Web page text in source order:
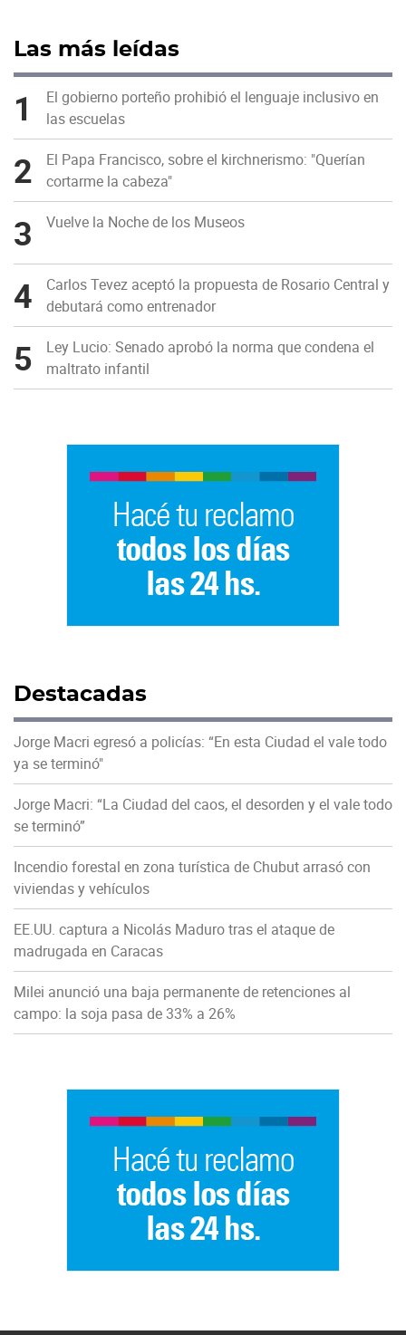
Las más leídas
1
El gobierno porteño prohibió el lenguaje inclusivo en
las escuelas
2
El Papa Francisco, sobre el kirchnerismo: "Querían
cortarme la cabeza"
3 Vuelve la Noche de los Museos
4
Carlos Tevez aceptó la propuesta de Rosario Central y
debutará como entrenador
5
Ley Lucio: Senado aprobó la norma que condena el
maltrato infantil
Destacadas
Jorge Macri egresó a policías: “En esta Ciudad el vale todo
ya se terminó"
Jorge Macri: “La Ciudad del caos, el desorden y el vale todo
se terminó”
Incendio forestal en zona turística de Chubut arrasó con
viviendas y vehículos
EE.UU. captura a Nicolás Maduro tras el ataque de
madrugada en Caracas
Milei anunció una baja permanente de retenciones al
campo: la soja pasa de 33% a 26%